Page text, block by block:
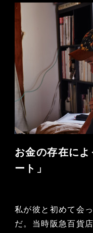
お金の存在に
ート」
私が彼と初めて会
だ。当時阪急百貨